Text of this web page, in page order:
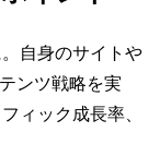
自身のサイトや
ンツ戦略を実
ィック成長率、